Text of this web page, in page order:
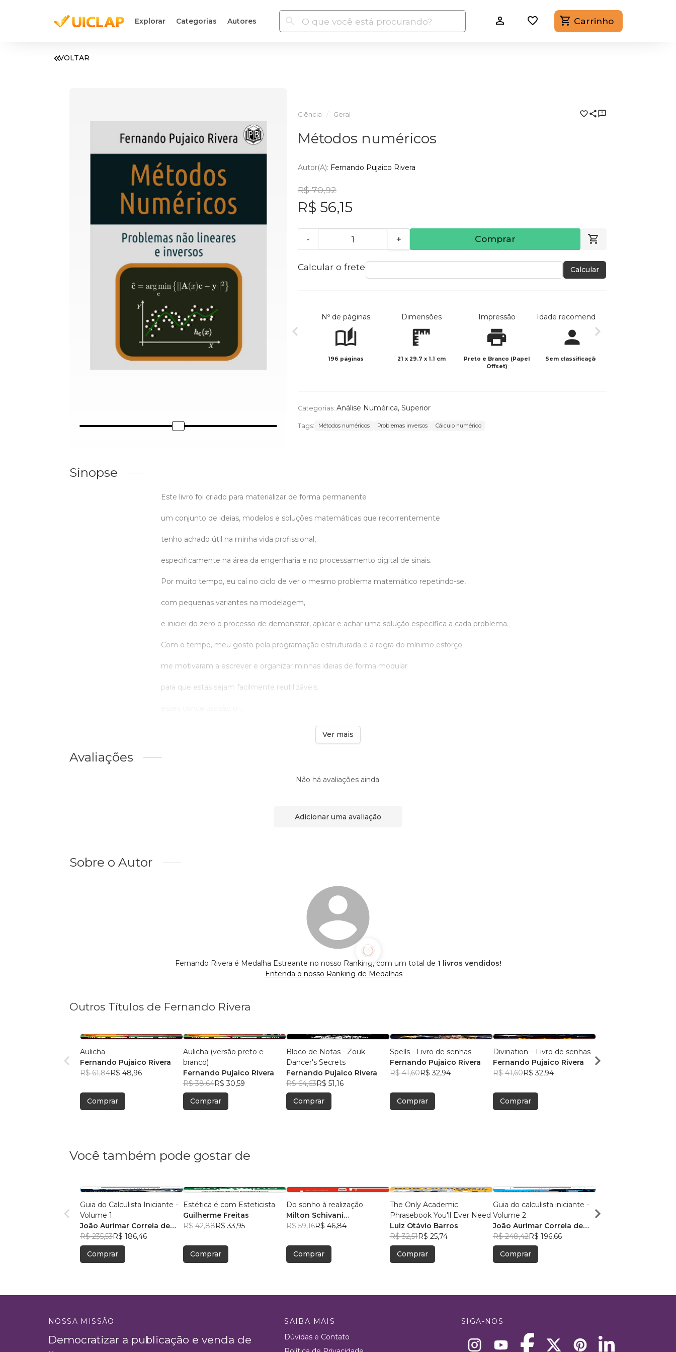
Explorar Categorias Autores Carrinho
VOLTAR
Ciência Geral
Métodos numéricos
Autor(a): Fernando Pujaico Rivera
R$ 70,92
R$ 56,15
- + Comprar
Calcular o frete Calcular
Nº de páginas
196 páginas
Dimensões
21 x 29.7 x 1.1 cm
Impressão
Preto e Branco (Papel
Offset)
Idade recomendada
Sem classificação
Categorias: Análise Numérica, Superior
Tags: Métodos numéricos Problemas inversos Cálculo numérico
Sinopse
Este livro foi criado para materializar de forma permanente
um conjunto de ideias, modelos e soluções matemáticas que recorrentemente
tenho achado útil na minha vida profissional,
especificamente na área da engenharia e no processamento digital de sinais.
Por muito tempo, eu caí no ciclo de ver o mesmo problema matemático repetindo-se,
com pequenas variantes na modelagem,
e iniciei do zero o processo de demonstrar, aplicar e achar uma solução específica a cada problema.
Com o tempo, meu gosto pela programação estruturada e a regra do mínimo esforço
me motivaram a escrever e organizar minhas ideias de forma modular
para que estas sejam facilmente reutilizáveis;
Ver mais
Avaliações
Não há avaliações ainda.
Adicionar uma avaliação
Sobre o Autor
Fernando Rivera é Medalha Estreante no nosso Ranking, com um total de 1 livros vendidos!
Entenda o nosso Ranking de Medalhas
Outros Títulos de Fernando Rivera
Aulicha
Fernando Pujaico Rivera
R$ 61,84R$ 48,96
Comprar
Aulicha (versão preto e
branco)
Fernando Pujaico Rivera
R$ 38,64R$ 30,59
Comprar
Bloco de Notas - Zouk
Dancer's Secrets
Fernando Pujaico Rivera
R$ 64,63R$ 51,16
Comprar
Spells - Livro de senhas
Fernando Pujaico Rivera
R$ 41,60R$ 32,94
Comprar
Divination – Livro de senhas
Fernando Pujaico Rivera
R$ 41,60R$ 32,94
Comprar
Fernando Pujaico
Você também pode gostar de
Guia do Calculista Iniciante -
Volume 1
João Aurimar Correia de
Morais Neto
R$ 235,53R$ 186,46
Comprar
Estética é com Esteticista
Guilherme Freitas
R$ 42,88R$ 33,95
Comprar
Do sonho à realização
Milton Schivani
(Organizador), +14
R$ 59,16R$ 46,84
Comprar
The Only Academic
Phrasebook You'll Ever Need
Luiz Otávio Barros
R$ 32,51R$ 25,74
Comprar
Guia do calculista iniciante -
Volume 2
João Aurimar Correia de
Morais Neto
R$ 248,42R$ 196,66
Comprar
NA SAÚDE
NOSSA MISSÃO
Democratizar a publicação e venda de
SAIBA MAIS
Dúvidas e Contato
SIGA-NOS